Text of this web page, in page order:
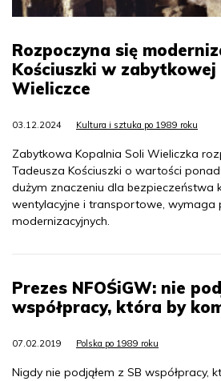
Rozpoczyna się
Kościuszki w
Wieliczce
03.12.2024 Kultura i sztuka po 1989 roku
Zabytkowa Kopalnia Soli Wieliczka
Tadeusza Kościuszki o wartości ponad
dużym znaczeniu dla bezpieczeństwa
wentylacyjne i transportowe, wymaga
modernizacyjnych.
Prezes NFOŚiGW: nie
współpracy, która by
07.02.2019 Polska po 1989 roku
Nigdy nie podjąłem z SB współpracy,